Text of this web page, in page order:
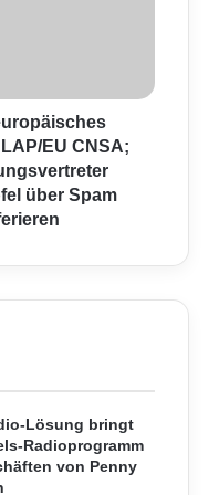
EU CNSA;
über Spam
Lösung bringt
Radioprogramm
von Penny